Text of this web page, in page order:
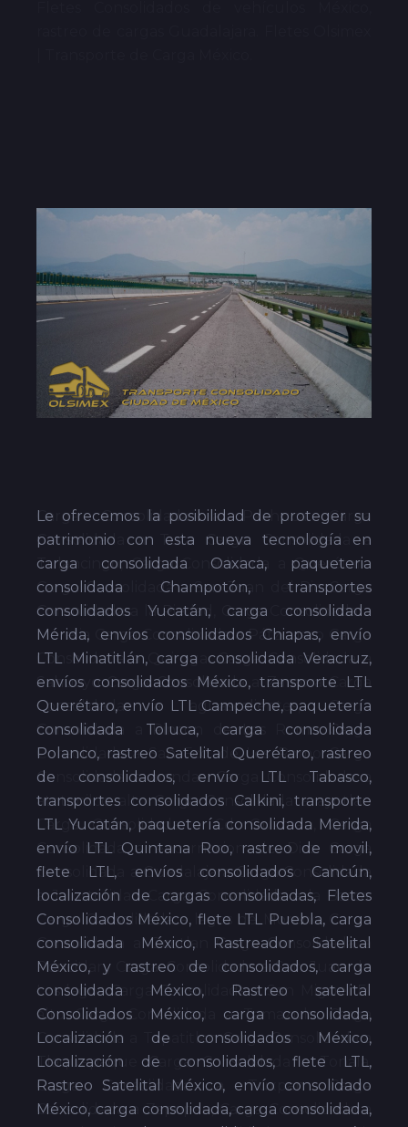
Le ofrecemos la posibilidad de proteger su
patrimonio con esta nueva tecnología en
carga consolidada Oaxaca, paqueteria
consolidada Champotón, transportes
consolidados Yucatán, carga consolidada
Mérida, envíos consolidados Chiapas, envío
LTL Minatitlán, carga consolidada Veracruz,
envíos consolidados México, transporte LTL
Querétaro, envío LTL Campeche, paquetería
consolidada Toluca, carga consolidada
Polanco, rastreo Satelital Querétaro, rastreo
de consolidados, envío LTL Tabasco,
transportes consolidados Calkini, transporte
LTL Yucatán, paquetería consolidada Merida,
envío LTL Quintana Roo, rastreo de movil,
flete LTL, envíos consolidados Cancún,
localización de cargas consolidadas, Fletes
Consolidados México, flete LTL Puebla, carga
consolidada México, Rastreador Satelital
México, y rastreo de consolidados, carga
consolidada México, Rastreo satelital
Consolidados México, carga consolidada,
Localización de consolidados México,
Localización de consolidados, flete LTL,
Rastreo Satelital México, envío consolidado
México, carga consolidada, carga consolidada,